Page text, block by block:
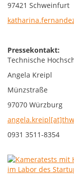
97421 Schweinfurt
Pressekontakt:
Technische
Angela Kreipl
Münzstraße
97070 Würzburg
0931 3511-8354